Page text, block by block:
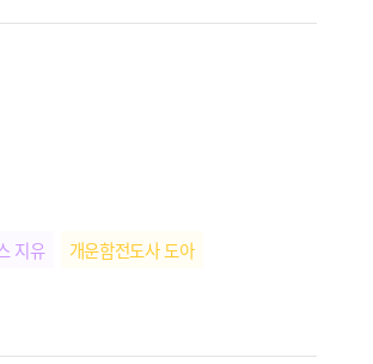
지유 개운함전도사 도아